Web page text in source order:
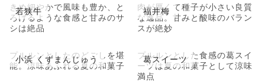
若狭牛
きめ細やかで風味も豊か、と
ろけるような食感と甘みのサ
シは絶品
福井梅
肉が厚くて種子が小さい良質
な逸品。甘みと酸味のバラン
スが絶妙
小浜 くずまんじゅう
プルルンとしたのどごしを堪
能。涼味あふれる夏の和菓子
葛スイーツ
プルルンとした食感の葛スイ
ーツは夏の和菓子として涼味
満点